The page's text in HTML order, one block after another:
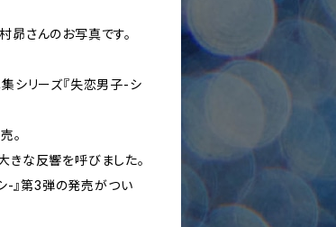
昴さんのお写真です。
シリーズ『失恋男子-シ
。
きな反響を呼びました。
-』第3弾の発売がつい